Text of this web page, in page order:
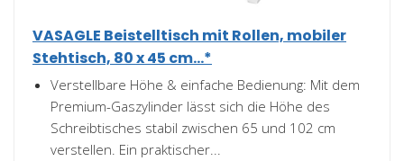
VASAGLE Beistelltisch mit Rollen, mobiler
Stehtisch, 80 x 45 cm...*
Verstellbare Höhe & einfache Bedienung: Mit dem
Premium-Gaszylinder lässt sich die Höhe des
Schreibtisches stabil zwischen 65 und 102 cm
verstellen. Ein praktischer...